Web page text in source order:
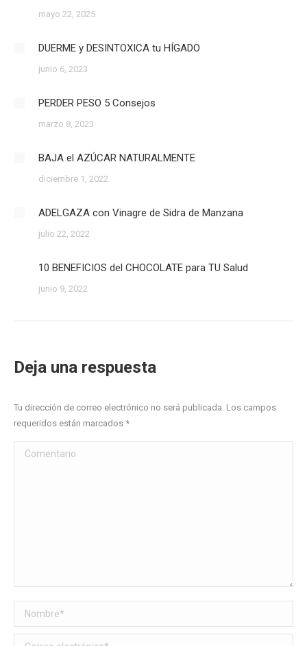
mayo 22, 2025
DUERME y DESINTOXICA tu HÍGADO
junio 6, 2023
PERDER PESO 5 Consejos
marzo 8, 2023
BAJA el AZÚCAR NATURALMENTE
diciembre 1, 2022
ADELGAZA con Vinagre de Sidra de Manzana
julio 22, 2022
10 BENEFICIOS del CHOCOLATE para TU Salud
junio 9, 2022
Deja una respuesta
Tu dirección de correo electrónico no será publicada. Los campos
requeridos están marcados *
Comentario
Nombre *
Correo electrónico *